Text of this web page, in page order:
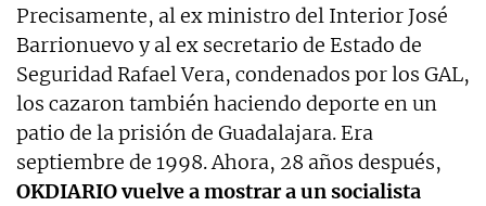
Precisamente, al ex ministro del Interior José
Barrionuevo y al ex secretario de Estado de
Seguridad Rafael Vera, condenados por los GAL,
los cazaron también haciendo deporte en un
patio de la prisión de Guadalajara. Era
septiembre de 1998. Ahora, 28 años después,
OKDIARIO vuelve a mostrar a un socialista